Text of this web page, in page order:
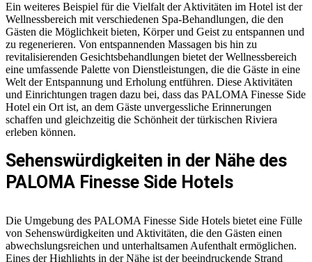
Ein weiteres Beispiel für die Vielfalt der Aktivitäten im Hotel ist der
Wellnessbereich mit verschiedenen Spa-Behandlungen, die den
Gästen die Möglichkeit bieten, Körper und Geist zu entspannen und
zu regenerieren. Von entspannenden Massagen bis hin zu
revitalisierenden Gesichtsbehandlungen bietet der Wellnessbereich
eine umfassende Palette von Dienstleistungen, die die Gäste in eine
Welt der Entspannung und Erholung entführen. Diese Aktivitäten
und Einrichtungen tragen dazu bei, dass das PALOMA Finesse Side
Hotel ein Ort ist, an dem Gäste unvergessliche Erinnerungen
schaffen und gleichzeitig die Schönheit der türkischen Riviera
erleben können.
Sehenswürdigkeiten in der Nähe des
PALOMA Finesse Side Hotels
Die Umgebung des PALOMA Finesse Side Hotels bietet eine Fülle
von Sehenswürdigkeiten und Aktivitäten, die den Gästen einen
abwechslungsreichen und unterhaltsamen Aufenthalt ermöglichen.
Eines der Highlights in der Nähe ist der beeindruckende Strand